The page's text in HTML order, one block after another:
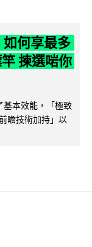
何享最多
揀選啱你
本效能，「極致
瞻技術加持」以